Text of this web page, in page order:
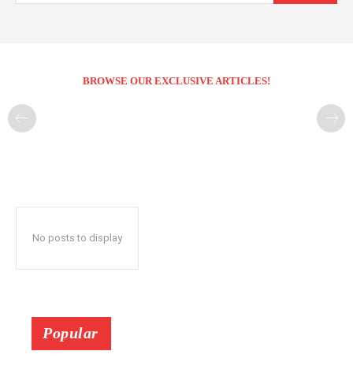
BROWSE OUR EXCLUSIVE ARTICLES!
No posts to display
Popular